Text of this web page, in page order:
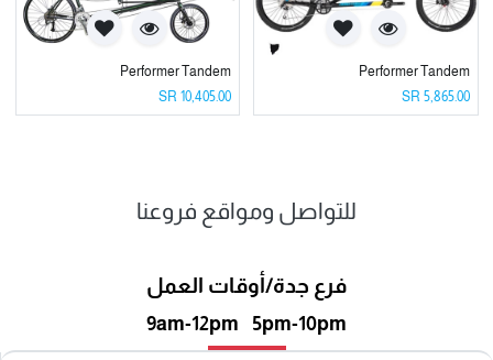
Performer Tandem
5,865.00
Performer Tandem
10,405.00
للتواصل ومواقع فروعنا
فرع جدة/أوقات العمل
9am-12pm 5pm-10pm